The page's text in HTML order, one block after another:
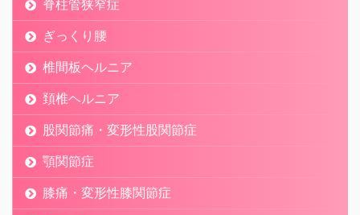
脊柱管狭窄症
ぎっくり腰
椎間板ヘルニア
頚椎ヘルニア
股関節痛・変形性股関節症
顎関節症
膝痛・変形性膝関節症